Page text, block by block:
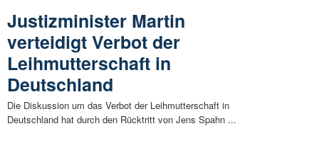
Justizminister Martin
verteidigt Verbot der
Leihmutterschaft in
Deutschland
Die Diskussion um das Verbot der Leihmutterschaft in
Deutschland hat durch den Rücktritt von Jens Spahn ...